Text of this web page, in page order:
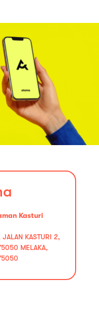
Kasturi
KASTURI 2,
MELAKA,